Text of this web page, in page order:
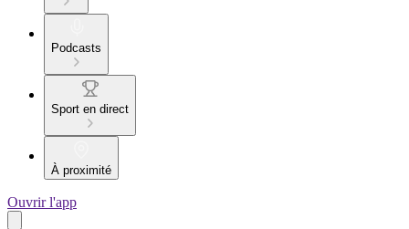
Podcasts
Sport en direct
À proximité
Ouvrir l'app